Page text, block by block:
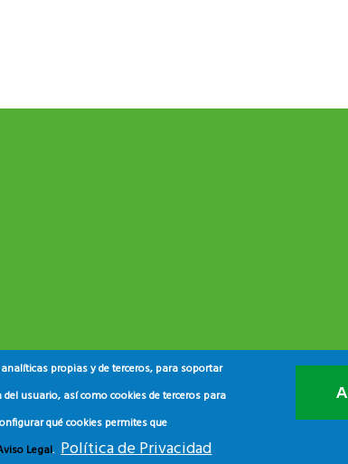
propias y de terceros, para soportar
usuario, así como cookies de terceros para
qué cookies permites que
Legal. Política de Privacidad